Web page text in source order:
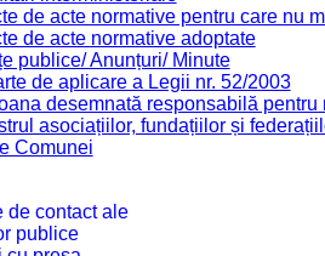
de acte normative pentru care nu
de acte normative adoptate
publice/ Anunțuri/ Minute
de aplicare a Legii nr. 52/2003
desemnată responsabilă
asociațiilor, fundațiilor și
Comunei
de contact ale
publice